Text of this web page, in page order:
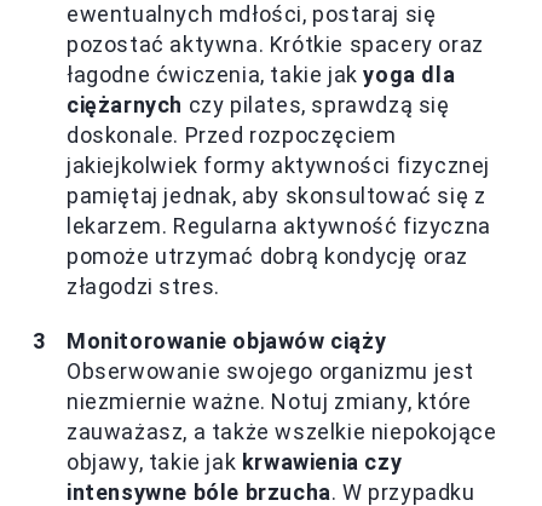
ewentualnych mdłości, postaraj się
pozostać aktywna. Krótkie spacery oraz
łagodne ćwiczenia, takie jakyoga dla
ciężarnych czy pilates, sprawdzą się
doskonale. Przed rozpoczęciem
jakiejkolwiek formy aktywności fizycznej
pamiętaj jednak, aby skonsultować się z
lekarzem. Regularna aktywność fizyczna
pomoże utrzymać dobrą kondycję oraz
złagodzi stres.
Monitorowanie objawów ciąży
Obserwowanie swojego organizmu jest
niezmiernie ważne. Notuj zmiany, które
zauważasz, a także wszelkie niepokojące
objawy, takie jak krwawienia czy
intensywne bóle brzucha. W przypadku